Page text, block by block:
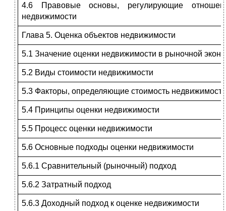
4.6 Правовые основы, регулирующие
недвижимости
Глава 5. Оценка объектов недвижимости
5.1 Значение оценки недвижимости в рыночной
5.2 Виды стоимости недвижимости
5.3 Факторы, определяющие стоимость
5.4 Принципы оценки недвижимости
5.5 Процесс оценки недвижимости
5.6 Основные подходы оценки недвижимости
5.6.1 Сравнительный (рыночный) подход
5.6.2 Затратный подход
5.6.3 Доходный подход к оценке недвижимости